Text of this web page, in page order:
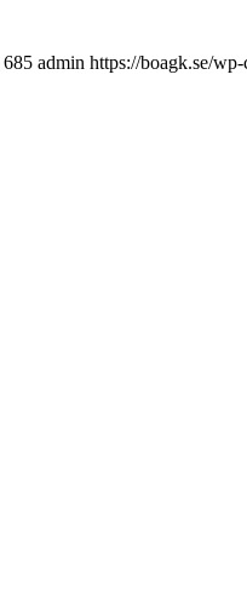
685 admin https://boagk.se/